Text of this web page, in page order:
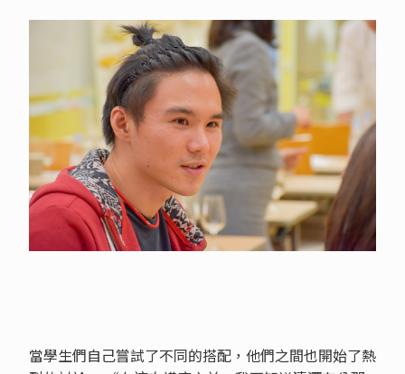
當學生們自己嘗試了不同的搭配，他們之間也開始了熱